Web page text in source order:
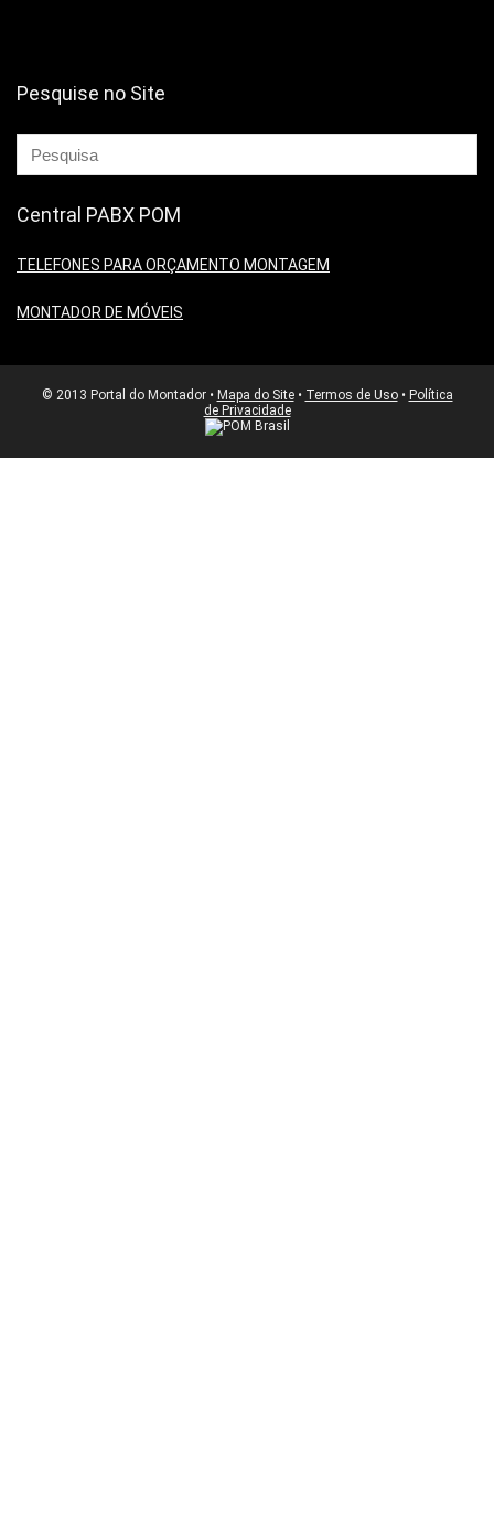
Pesquise no Site
Central PABX POM
TELEFONES PARA ORÇAMENTO MONTAGEM
MONTADOR DE MÓVEIS
© 2013 Portal do Montador • Mapa do Site• Termos de Uso• Política
de Privacidade